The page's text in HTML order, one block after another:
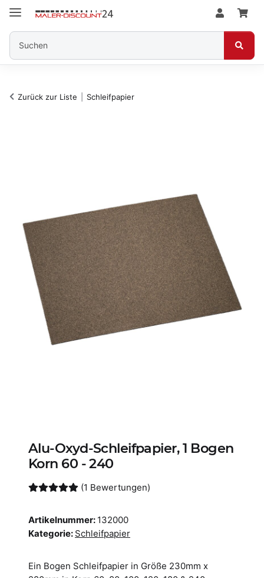
Zurück zur Liste Schleifpapier
Alu-Oxyd-Schleifpapier, 1 Bogen
Korn 60 - 240
(1 Bewertungen)
Artikelnummer: 132000
Kategorie: Schleifpapier
Ein Bogen Schleifpapier in Größe 230mm x